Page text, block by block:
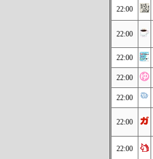
22:00
22:00
22:00
22:00
22:00
22:00
22:00